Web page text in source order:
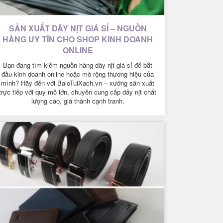
SẢN XUẤT DÂY NỊT GIÁ SỈ – NGUỒN
HÀNG UY TÍN CHO SHOP KINH DOANH
ONLINE
Bạn đang tìm kiếm nguồn hàng dây nịt giá sỉ để bắt
đầu kinh doanh online hoặc mở rộng thương hiệu của
mình? Hãy đến với BaloTuiXach.vn – xưởng sản xuất
tiếp với quy mô lớn, chuyên cung cấp dây nịt chất
lượng cao, giá thành cạnh tranh.